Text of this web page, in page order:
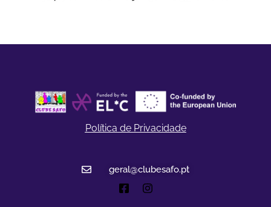
Política de Privacidade
geral@clubesafo.pt